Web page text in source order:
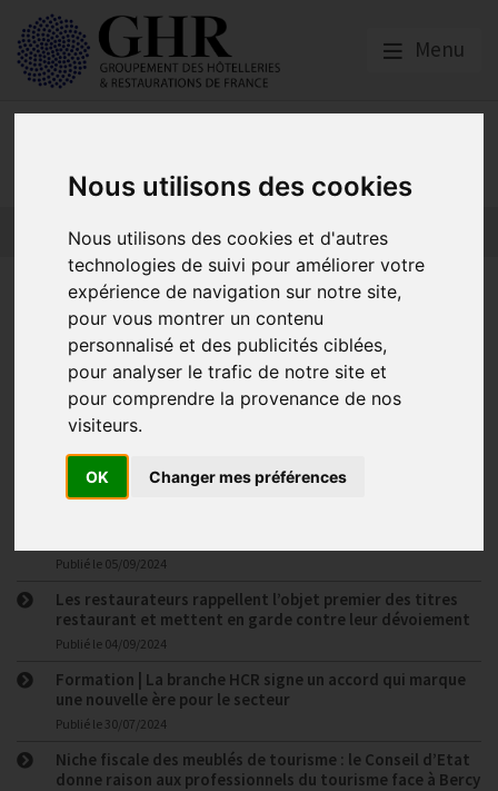
Nous utilisons des cookies
Nous utilisons des cookies et d'autres
technologies de suivi pour améliorer votre
expérience de navigation sur notre site,
pour vous montrer un contenu
personnalisé et des publicités ciblées,
pour analyser le trafic de notre site et
pour comprendre la provenance de nos
visiteurs.
OK Changer mes préférences
Menu
Communiqué de
presse
Non à l’interdiction de fumer sur les terrasses des cafés
et restaurants
Publié le 19/09/2024
Accessibilités des HCR : la réponse des professionnels de
Publié le 05/09/2024
Les restaurateurs rappellent l’objet premier des titres
restaurant et mettent en garde contre leur dévoiement
Publié le 04/09/2024
Formation | La branche HCR signe un accord qui marque
une nouvelle ère pour le secteur
Publié le 30/07/2024
Niche fiscale des meublés de tourisme : le Conseil d’Etat
donne raison aux professionnels du tourisme face à Bercy